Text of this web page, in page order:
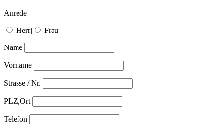
Anrede
Herr| Frau
Name
Vorname
Strasse / Nr.
PLZ,Ort
Telefon